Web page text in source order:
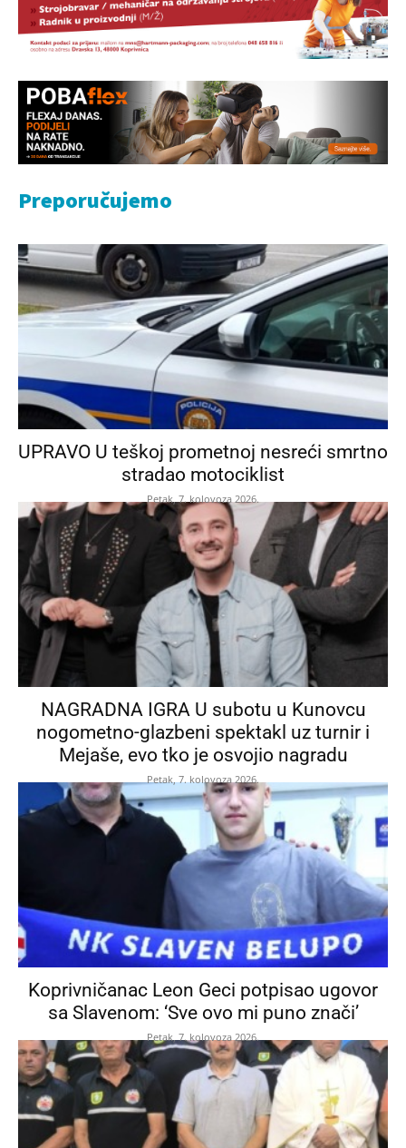
Preporučujemo
UPRAVO U teškoj prometnoj nesreći smrtno
stradao motociklist
Petak, 7. kolovoza 2026.
NAGRADNA IGRA U subotu u Kunovcu
nogometno-glazbeni spektakl uz turnir i
Mejaše, evo tko je osvojio nagradu
Petak, 7. kolovoza 2026.
Koprivničanac Leon Geci potpisao ugovor
sa Slavenom: ‘Sve ovo mi puno znači’
Petak, 7. kolovoza 2026.